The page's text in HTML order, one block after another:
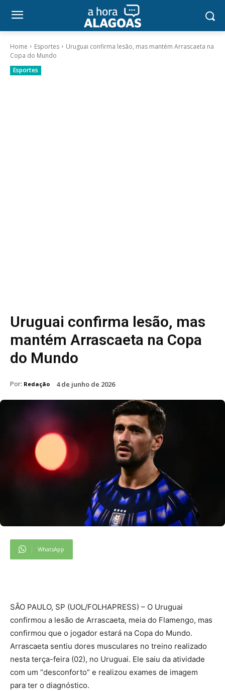
Home Esportes
Uruguai confirma lesão, mas mantém Arrascaeta na
Copa do Mundo
Esportes
Uruguai confirma lesão, mas
mantém Arrascaeta na Copa
do Mundo
Por: Redação 4 de junho de 2026
WhatsApp
SÃO PAULO, SP (UOL/FOLHAPRESS) – O Uruguai
confirmou a lesão de Arrascaeta, meia do Flamengo, mas
confirmou que o jogador estará na Copa do Mundo.
Arrascaeta sentiu dores musculares no treino realizado
nesta terça-feira (02), no Uruguai. Ele saiu da atividade
com um “desconforto” e realizou exames de imagem
para ter o diagnóstico.